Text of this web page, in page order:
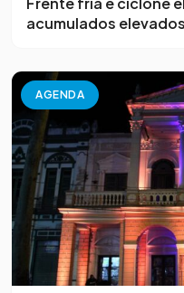
acumulados elevados
AGENDA